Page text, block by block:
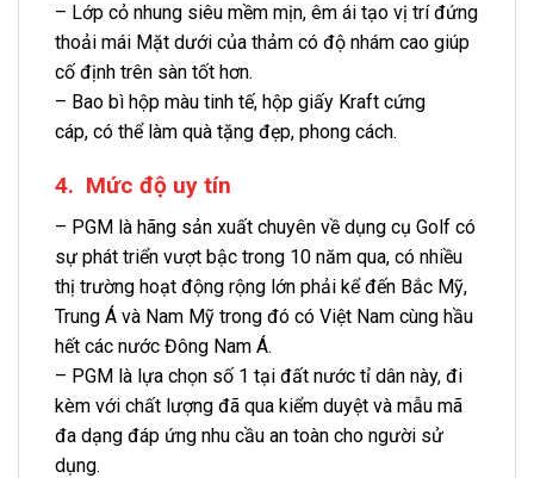
– Lớp cỏ nhung siêu mềm mịn, êm ái tạo vị trí đứng
thoải mái Mặt dưới của thảm có độ nhám cao giúp
cố định trên sàn tốt hơn.
– Bao bì hộp màu tinh tế, hộp giấy Kraft cứng
cáp, có thể làm quà tặng đẹp, phong cách.
4. Mức độ uy tín
– PGM là hãng sản xuất chuyên về dụng cụ Golf có
sự phát triển vượt bậc trong 10 năm qua, có nhiều
thị trường hoạt động rộng lớn phải kể đến Bắc Mỹ,
Trung Á và Nam Mỹ trong đó có Việt Nam cùng hầu
hết các nước Đông Nam Á.
– PGM là lựa chọn số 1 tại đất nước tỉ dân này, đi
kèm với chất lượng đã qua kiểm duyệt và mẫu mã
đa dạng đáp ứng nhu cầu an toàn cho người sử
dụng.